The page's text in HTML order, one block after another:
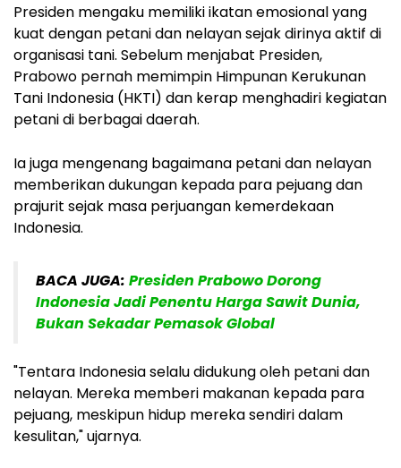
Presiden mengaku memiliki ikatan emosional yang
kuat dengan petani dan nelayan sejak dirinya aktif di
organisasi tani. Sebelum menjabat Presiden,
Prabowo pernah memimpin Himpunan Kerukunan
Tani Indonesia (HKTI) dan kerap menghadiri kegiatan
petani di berbagai daerah.
Ia juga mengenang bagaimana petani dan nelayan
memberikan dukungan kepada para pejuang dan
prajurit sejak masa perjuangan kemerdekaan
Indonesia.
BACA JUGA: Presiden Prabowo Dorong
Indonesia Jadi Penentu Harga Sawit Dunia,
Bukan Sekadar Pemasok Global
"Tentara Indonesia selalu didukung oleh petani dan
nelayan. Mereka memberi makanan kepada para
pejuang, meskipun hidup mereka sendiri dalam
kesulitan," ujarnya.